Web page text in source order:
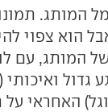
המותג.
הוא צפוי
המותג, עם
האחראי על